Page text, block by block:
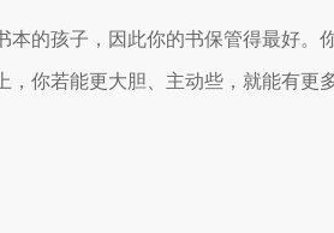
的孩子，因此你的书保管得最好。
你若能更大胆、主动些，就能有更